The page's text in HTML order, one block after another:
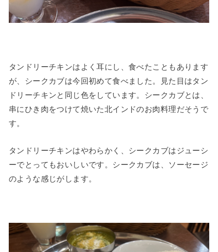
タンドリーチキンはよく耳にし、食べたこともあります
が、シークカブは今回初めて食べました。見た目はタン
ドリーチキンと同じ色をしています。シークカブとは、
串にひき肉をつけて焼いた北インドのお肉料理だそうで
す。
タンドリーチキンはやわらかく、シークカブはジューシ
ーでとってもおいしいです。シークカブは、ソーセージ
のような感じがします。